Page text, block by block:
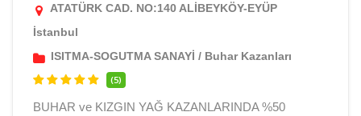
ATATÜRK CAD. NO:140 ALİBEYKÖY-EYÜP
İstanbul
ISITMA-SOGUTMA SANAYİ / Buhar Kazanları
(5)
BUHAR ve KIZGIN YAĞ KAZANLARINDA %50